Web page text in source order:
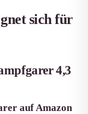
sich für
4,3
auf Amazon